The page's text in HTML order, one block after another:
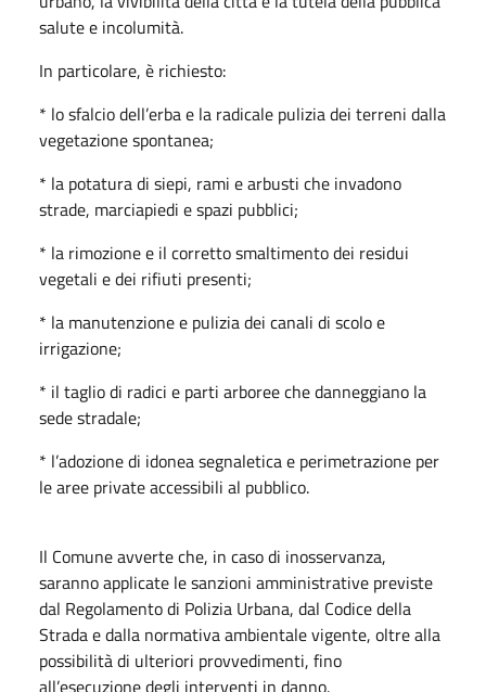
salute e incolumità.
In particolare, è richiesto:
* lo sfalcio dell’erba e la radicale pulizia dei terreni dalla
vegetazione spontanea;
* la potatura di siepi, rami e arbusti che invadono
strade, marciapiedi e spazi pubblici;
* la rimozione e il corretto smaltimento dei residui
vegetali e dei rifiuti presenti;
* la manutenzione e pulizia dei canali di scolo e
irrigazione;
* il taglio di radici e parti arboree che danneggiano la
sede stradale;
* l’adozione di idonea segnaletica e perimetrazione per
le aree private accessibili al pubblico.
Il Comune avverte che, in caso di inosservanza,
saranno applicate le sanzioni amministrative previste
dal Regolamento di Polizia Urbana, dal Codice della
Strada e dalla normativa ambientale vigente, oltre alla
possibilità di ulteriori provvedimenti, fino
all’esecuzione degli interventi in danno.